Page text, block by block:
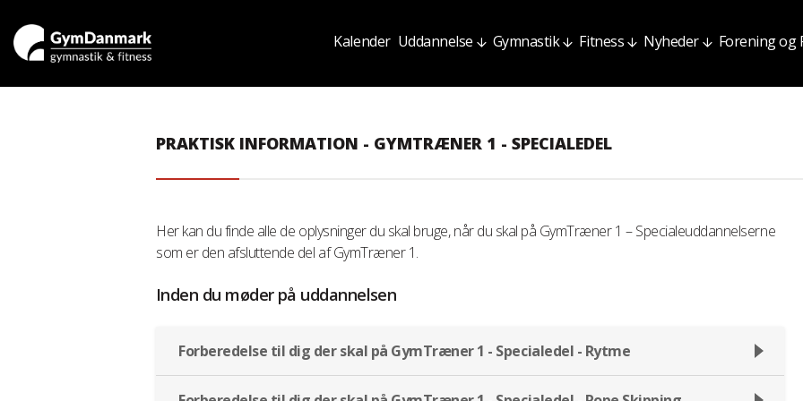
Kalender Uddannelse Gymnastik Fitness Nyheder Forening og
PRAKTISK INFORMATION - GYMTRÆNER 1 - SPECIALEDEL
Her kan du finde alle de oplysninger du skal bruge, når du skal på GymTræner 1 – Specialeuddannelserne
som er den afsluttende del af GymTræner 1.
Inden du møder på uddannelsen
Forberedelse til dig der skal på GymTræner 1 - Specialedel - Rytme